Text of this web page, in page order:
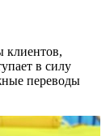
клиентов,
в силу
переводы